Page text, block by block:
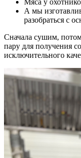
Мяса у
А мы
разобраться с
Сначала сушим,
пару для получения
исключительного